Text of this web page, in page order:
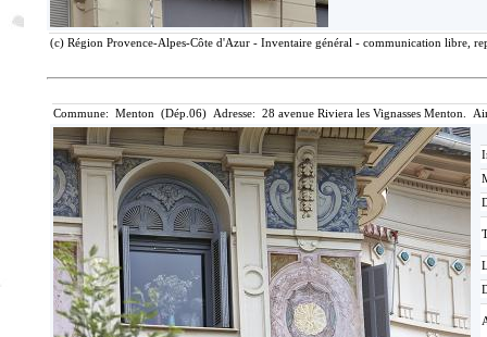
(c) Région Provence-Alpes-Côte d'Azur - Inventaire général - communication libre,
Commune: Menton (Dép.06) Adresse: 28 avenue Riviera les Vignasses Menton.